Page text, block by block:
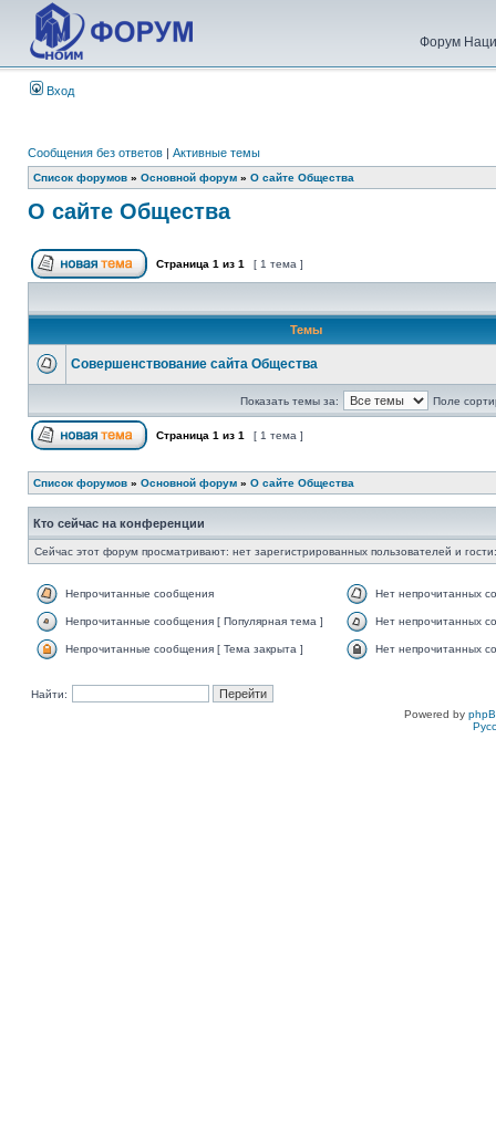
Форум
Вход
Сообщения без ответов | Активные темы
Список форумов » Основной форум » О сайте Общества
О сайте Общества
Страница 1 из 1 [ 1 тема ]
Темы
Совершенствование сайта Общества
Показать темы за: Поле
Страница 1 из 1 [ 1 тема ]
Список форумов » Основной форум » О сайте Общества
Кто сейчас на конференции
Сейчас этот форум просматривают: нет зарегистрированных пользователей и
Непрочитанные сообщения Нет непрочитанных
Непрочитанные сообщения [ Популярная тема ] Нет непрочитанных
Непрочитанные сообщения [ Тема закрыта ] Нет непрочитанных
Найти:
Powered by